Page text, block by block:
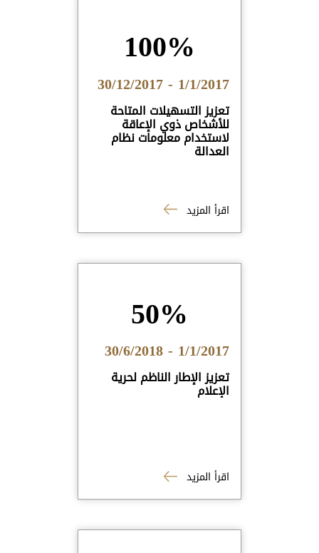
100%
1/1/2017 - 30/12/2017
تعزيز التسهيلات المتاحة
للأشخاص ذوي الإعاقة
لاستخدام معلومات نظام
العدالة
اقرأ المزيد
50%
1/1/2017 - 30/6/2018
تعزيز الإطار الناظم لحرية
الإعلام
اقرأ المزيد